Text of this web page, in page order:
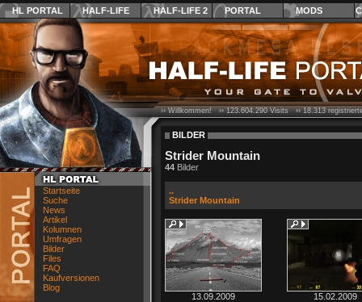
HL PORTAL HALF-LIFE HALF-LIFE 2 PORTAL MODS
Startseite
Suche
News
Artikel
Kolumnen
Umfragen
Bilder
Files
FAQ
Kaufversionen
Blog
›› Willkommen! ››123.604.290Visits ››18.313
BILDER
Strider Mountain
44 Bilder
..
Strider Mountain
13.09.2009 15.02.2009